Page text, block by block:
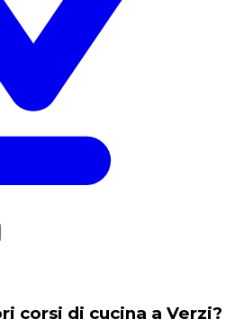
corsi di cucina a Verzi?